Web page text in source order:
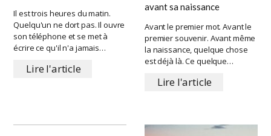
Il est trois heures du matin.
Quelqu'un ne dort pas. Il ouvre
son téléphone et se met à
écrire ce qu'il n'a jamais…
Lire l'article
avant sa naissance
Avant le premier mot. Avant le
premier souvenir. Avant même
la naissance, quelque chose
est déjà là. Ce quelque…
Lire l'article